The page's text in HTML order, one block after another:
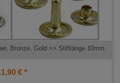
Bronze, Gold >> Stiftlänge 10mm
€ *